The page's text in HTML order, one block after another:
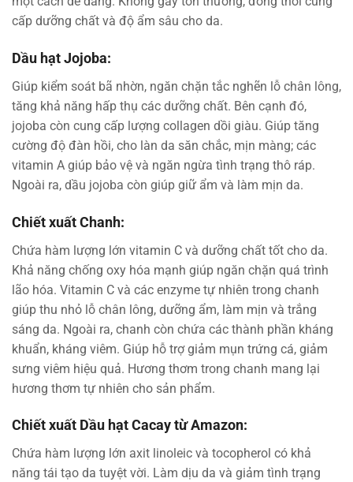
cấp dưỡng chất và độ ẩm sâu cho da.
Dầu hạt Jojoba:
Giúp kiểm soát bã nhờn, ngăn chặn tắc nghẽn lỗ chân lông,
tăng khả năng hấp thụ các dưỡng chất. Bên cạnh đó,
jojoba còn cung cấp lượng collagen dồi giàu. Giúp tăng
cường độ đàn hồi, cho làn da săn chắc, mịn màng; các
vitamin A giúp bảo vệ và ngăn ngừa tình trạng thô ráp.
Ngoài ra, dầu jojoba còn giúp giữ ẩm và làm mịn da.
Chiết xuất Chanh:
Chứa hàm lượng lớn vitamin C và dưỡng chất tốt cho da.
Khả năng chống oxy hóa mạnh giúp ngăn chặn quá trình
lão hóa. Vitamin C và các enzyme tự nhiên trong chanh
giúp thu nhỏ lỗ chân lông, dưỡng ẩm, làm mịn và trắng
sáng da. Ngoài ra, chanh còn chứa các thành phần kháng
khuẩn, kháng viêm. Giúp hỗ trợ giảm mụn trứng cá, giảm
sưng viêm hiệu quả. Hương thơm trong chanh mang lại
hương thơm tự nhiên cho sản phẩm.
Chiết xuất Dầu hạt Cacay từ Amazon:
Chứa hàm lượng lớn axit linoleic và tocopherol có khả
năng tái tạo da tuyệt vời. Làm dịu da và giảm tình trạng